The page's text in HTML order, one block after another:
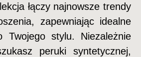
łączy najnowsze trendy
zapewniając idealne
Twojego stylu. Niezależnie
peruki syntetycznej,